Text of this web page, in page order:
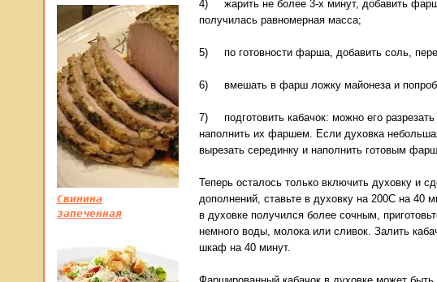
4) жарить не более 3-х минут, добавить фарш
получилась равномерная масса;
5) по готовности фарша, добавить соль,
6) вмешать в фарш ложку майонеза и
7) подготовить кабачок: можно его
наполнить их фаршем. Если духовка
вырезать серединку и наполнить готовым
Теперь осталось только включить духовку и
дополнений, ставьте в духовку на 200С на
в духовке получился более сочным,
немного воды, молока или сливок. Залить
шкаф на 40 минут.
Свинина
запеченная